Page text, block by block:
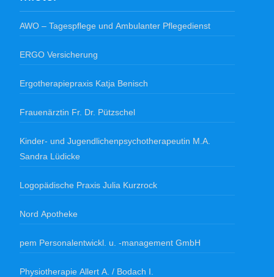
AWO – Tagespflege und Ambulanter Pflegedienst
ERGO Versicherung
Ergotherapiepraxis Katja Benisch
Frauenärztin Fr. Dr. Pützschel
Kinder- und Jugendlichenpsychotherapeutin M.A.
Sandra Lüdicke
Logopädische Praxis Julia Kurzrock
Nord Apotheke
pem Personalentwickl. u. -management GmbH
Physiotherapie Allert A. / Bodach I.